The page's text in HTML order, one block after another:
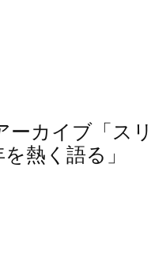
ーカイブ「ス
熱く語る」